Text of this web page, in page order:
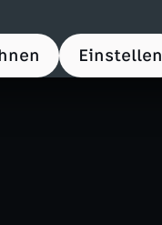
Einstellen